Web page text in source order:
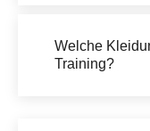
Welche
Training?